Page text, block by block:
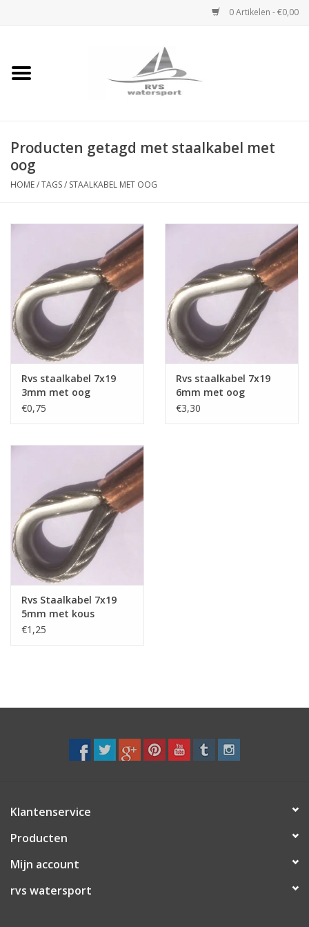
0 Artikelen - €0,00
Home
Rvs Dekbeslag
Rvs Accessoires
Rvs Ketting
Staalkabel
Verstaging
Rvs Sluiting
Rvs Staalkabel spanner
Staalkabel Klem
Producten getagd met staalkabel met
oog
HOME/TAGS/ STAALKABEL MET OOG
Rvs staalkabel 7x19
3mm met oog
geklemd
€0,75
Rvs staalkabel 7x19
6mm met oog
geklemd
€3,30
Rvs Staalkabel 7x19
5mm met kous
geklemd
€1,25
Klantenservice
Producten
Mijn account
rvs watersport